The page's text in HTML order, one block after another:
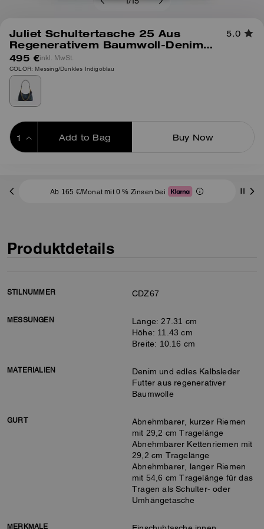
/ 15
Juliet Schultertasche 25 Aus
Regenerativem Baumwoll-Denim
Mit Steppung
5.0
495 €inkl. MwSt.
COLOR: Messing/Dunkles Indigoblau
Add to Bag Buy Now
Ab 165 €/Monat mit 0 % Zinsen bei
Produktdetails
STILNUMMER CDZ67
MESSUNGEN
Länge: 27.31 cm
Höhe: 11.43 cm
Breite: 10.16 cm
MATERIALIEN
Denim und edles Kalbsleder
Futter aus regenerativer
Baumwolle
GURT
Abnehmbarer, kurzer Riemen
mit 29,2 cm Tragelänge
Abnehmbarer Kettenriemen mit
29,2 cm Tragelänge
Abnehmbarer, langer Riemen
mit 54,6 cm Tragelänge für das
Tragen als Schulter- oder
Umhängetasche
MERKMALE